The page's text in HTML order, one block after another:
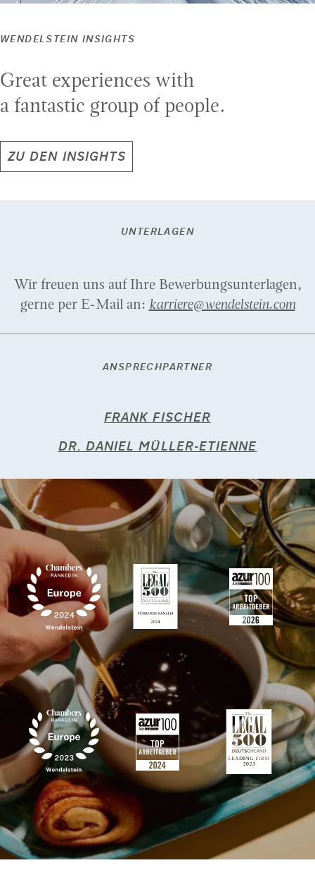
WENDELSTEIN INSIGHTS
Great experiences with
a fantastic group of people.
ZU DEN INSIGHTS
UNTERLAGEN
Wir freuen uns auf Ihre Bewerbungsunterlagen,
gerne per E-Mail an: karriere@wendelstein.com
ANSPRECHPARTNER
FRANK FISCHER
DR. DANIEL MÜLLER-ETIENNE